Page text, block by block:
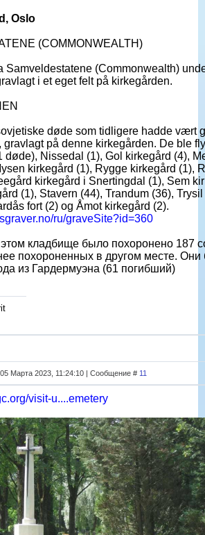
Oslo
(COMMONWEALTH)
Samveldestatene (Commonwealth)
i et eget felt på kirkegården.
døde som tidligere hadde vært
gravlagt på denne kirkegården. De ble
døde), Nissedal (1), Gol kirkegård (4),
kirkegård (1), Rygge kirkegård (1),
kirkegård i Snertingdal (1), Sem
(1), Stavern (44), Trandum (36), Trysil
fort (2) og Åmot kirkegård (2).
ru/graveSite?id=360
кладбище было похоронено 187
похороненных в другом месте.
из Гардермуэна (61 погибший)
Марта 2023, 11:24:10 | Сообщение # 11
visit-u....emetery